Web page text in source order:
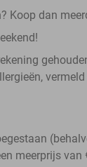
Koop dan
meerprijs van